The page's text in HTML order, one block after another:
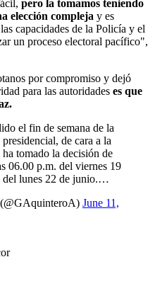
pero la tomamos teniendo
elección compleja y es
capacidades de la Policía y el
un proceso electoral pacífico",
por compromiso y dejó
para las autoridades es que
el fin de semana de la
de cara a la
tomado la decisión de
06.00 p.m. del viernes 19
del lunes 22 de junio.…
June 11,